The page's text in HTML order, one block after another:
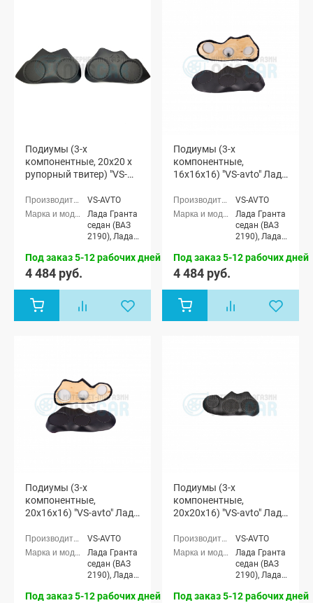
Подиумы (3-х
компонентные, 20x20 x
рупорный твитер) "VS-
VS-AVTO
Лада Гранта
седан (ВАЗ
2190), Лада
Спорт седан
лифтбек
(ВАЗ 2191)
Под заказ 5-12 рабочих дней
4 484 руб.
Подиумы (3-х
компонентные,
16x16x16) "VS-avto" Лада
VS-AVTO
Лада Гранта
седан (ВАЗ
2190), Лада
Спорт седан
лифтбек
(ВАЗ 2191)
Под заказ 5-12 рабочих дней
4 484 руб.
Подиумы (3-х
компонентные,
20x16x16) "VS-avto" Лада
VS-AVTO
Лада Гранта
седан (ВАЗ
2190), Лада
Спорт седан
Под заказ 5-12 рабочих дней
Подиумы (3-х
компонентные,
20x20x16) "VS-avto" Лада
VS-AVTO
Лада Гранта
седан (ВАЗ
2190), Лада
Спорт седан
Под заказ 5-12 рабочих дней